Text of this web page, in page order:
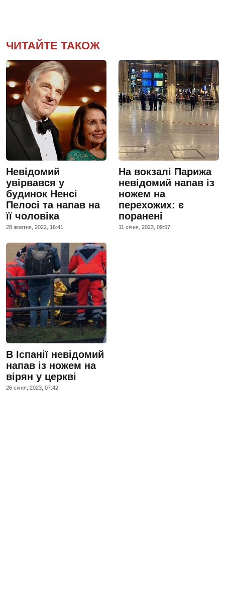
ЧИТАЙТЕ ТАКОЖ
Невідомий
увірвався у
будинок Ненсі
Пелосі та напав на
її чоловіка
28 жовтня, 2022, 16:41
На вокзалі Парижа
невідомий напав із
ножем на
перехожих: є
поранені
11 сiчня, 2023, 09:57
В Іспанії невідомий
напав із ножем на
вірян у церкві
26 сiчня, 2023, 07:42